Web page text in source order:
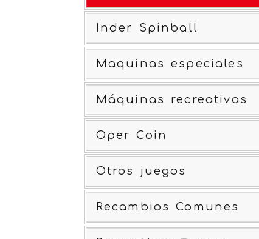
Inder Spinball
Maquinas especiales
Máquinas recreativas
Oper Coin
Otros juegos
Recambios Comunes